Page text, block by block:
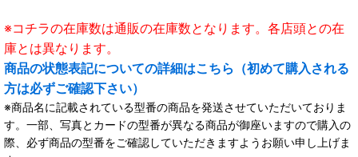
※コチラの在庫数は通販の在庫数となります。各店頭との在
庫とは異なります。
商品の状態表記についての詳細はこちら（初めて購入される
方は必ずご確認下さい）
※商品名に記載されている型番の商品を発送させていただいておりま
す。一部、写真とカードの型番が異なる商品が御座いますので購入の
際、必ず商品の型番をご確認していただきますようお願い申し上げま